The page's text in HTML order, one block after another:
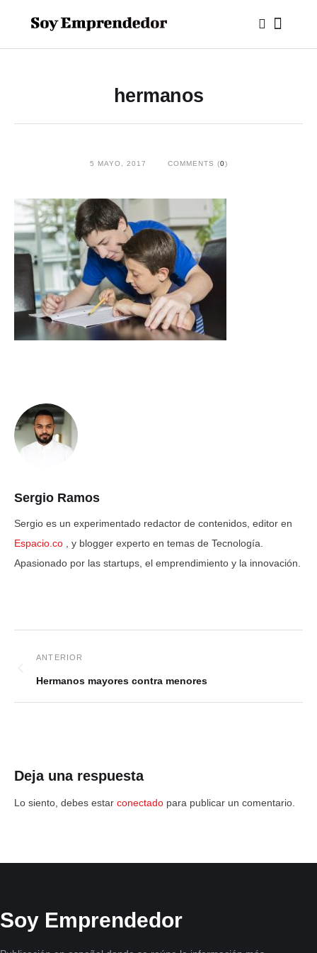
hermanos
5 MAYO, 2017 COMMENTS (0)
Sergio Ramos
Sergio es un experimentado redactor de contenidos, editor en
Espacio.co
, y blogger experto en temas de Tecnología.
Apasionado por las startups, el emprendimiento y la innovación.
Hermanos mayores contra menores
Deja una respuesta
Lo siento, debes estar conectado para publicar un comentario.
Soy Emprendedor